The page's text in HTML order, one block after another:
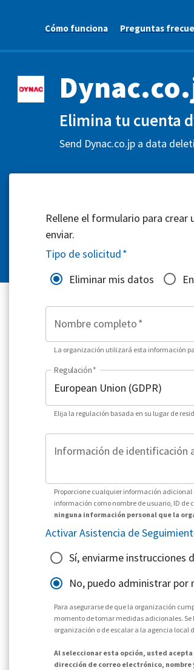
Cómo funciona Preguntas
Elimina tu cuenta
Send Dynac.co.jp a data
Rellene el formulario para
enviar.
Tipo de solicitud*
Eliminar mis datos
Nombre completo*
La organización utilizará esta información
Regulación*
Elija la regulación basada en su lugar de
Información de identificación
Proporcione cualquier información
información como nombre de usuario, ID de
ninguna información personal que la
Activar Asistencia de
Sí, enviarme instrucciones
No, puedo administrar por
Para asegurarse de que la organización
momento de tomar medidas adicionales.
organización o de escalar a la agencia local
Al seleccionar esta opción, usted
dirección de correo electrónico,